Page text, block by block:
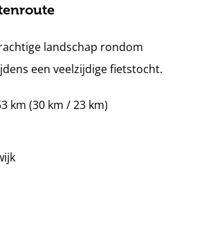
landschap rondom
een veelzijdige fietstocht.
km (30 km / 23 km)